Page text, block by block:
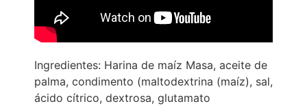
Ingredientes: Harina de maíz Masa, aceite de
palma, condimento (maltodextrina (maíz), sal,
ácido cítrico, dextrosa, glutamato